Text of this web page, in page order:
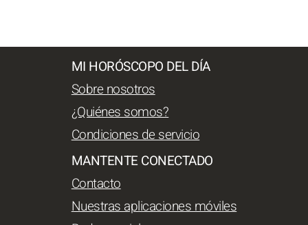
MI HORÓSCOPO DEL DÍA
Sobre nosotros
¿Quiénes somos?
Condiciones de servicio
MANTENTE CONECTADO
Contacto
Nuestras aplicaciones móviles